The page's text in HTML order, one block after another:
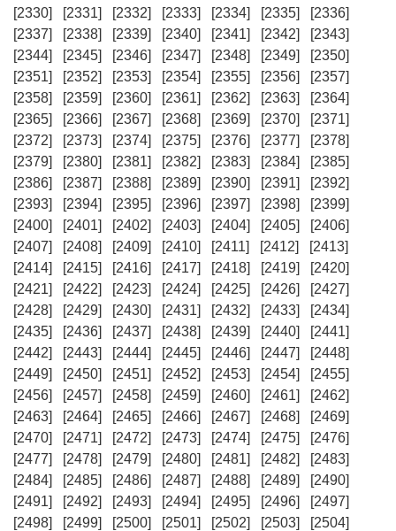
[2330]
[2331] [2332] [2333] [2334] [2335]
[2336]
[2337]
[2338] [2339] [2340] [2341] [2342]
[2343]
[2344]
[2345] [2346] [2347] [2348] [2349]
[2350]
[2351]
[2352] [2353] [2354] [2355] [2356]
[2357]
[2358]
[2359] [2360] [2361] [2362] [2363]
[2364]
[2365]
[2366] [2367] [2368] [2369] [2370]
[2371]
[2372]
[2373] [2374] [2375] [2376] [2377]
[2378]
[2379]
[2380] [2381] [2382] [2383] [2384]
[2385]
[2386]
[2387] [2388] [2389] [2390] [2391]
[2392]
[2393]
[2394] [2395] [2396] [2397] [2398]
[2399]
[2400]
[2401] [2402] [2403] [2404] [2405]
[2406]
[2407]
[2408] [2409] [2410] [2411] [2412]
[2413]
[2414]
[2415] [2416] [2417] [2418] [2419]
[2420]
[2421]
[2422] [2423] [2424] [2425] [2426]
[2427]
[2428]
[2429] [2430] [2431] [2432] [2433]
[2434]
[2435]
[2436] [2437] [2438] [2439] [2440]
[2441]
[2442]
[2443] [2444] [2445] [2446] [2447]
[2448]
[2449]
[2450] [2451] [2452] [2453] [2454]
[2455]
[2456]
[2457] [2458] [2459] [2460] [2461]
[2462]
[2463]
[2464] [2465] [2466] [2467] [2468]
[2469]
[2470]
[2471] [2472] [2473] [2474] [2475]
[2476]
[2477]
[2478] [2479] [2480] [2481] [2482]
[2483]
[2484]
[2485] [2486] [2487] [2488] [2489]
[2490]
[2491]
[2492] [2493] [2494] [2495] [2496]
[2497]
[2498]
[2499] [2500] [2501] [2502] [2503]
[2504]